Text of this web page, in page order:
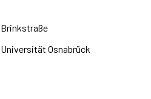
Osnabrück